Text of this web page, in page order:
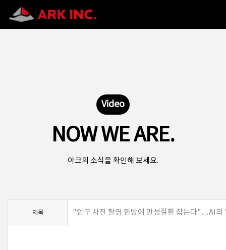
Video
NOW WE ARE.
아크의 소식을 확인해 보세요.
제목 "안구 사진 촬영 한방에 만성질환 잡는다"…AI의